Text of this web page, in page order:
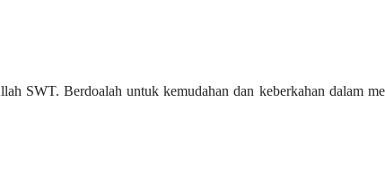
SWT. Berdoalah untuk kemudahan dan keberkahan dalam